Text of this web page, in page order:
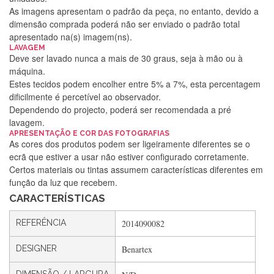
As imagens apresentam o padrão da peça, no entanto, devido a
dimensão comprada poderá não ser enviado o padrão total
apresentado na(s) imagem(ns).
LAVAGEM
Deve ser lavado nunca a mais de 30 graus, seja à mão ou à
máquina.
Estes tecidos podem encolher entre 5% a 7%, esta percentagem
dificilmente é percetível ao observador.
Dependendo do projecto, poderá ser recomendada a pré
lavagem.
APRESENTAÇÃO E COR DAS FOTOGRAFIAS
As cores dos produtos podem ser ligeiramente diferentes se o
ecrã que estiver a usar não estiver configurado corretamente.
Certos materiais ou tintas assumem características diferentes em
função da luz que recebem.
CARACTERÍSTICAS
REFERÊNCIA 2014090082
DESIGNER Benartex
Silvia Lopes
Encomenda direitinha. Rapidez e segurança. Volto a
encomendar.
Silvia André
Gostei ,Serviço bastante rápido. recomendo